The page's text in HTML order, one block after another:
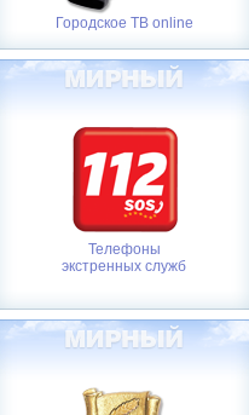
Городское ТВ online
Телефоны
экстренных служб